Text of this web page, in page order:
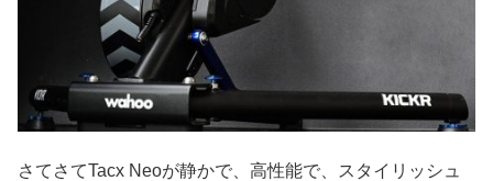
さてさてTacx Neoが静かで、高性能で、スタイリッシュ